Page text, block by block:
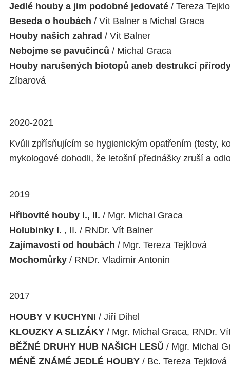
Jedlé houby a jim podobné jedovaté / Tereza
Beseda o houbách / Vít Balner a Michal Graca
Houby našich zahrad / Vít Balner
Nebojme se pavučinců / Michal Graca
Houby narušených biotopů aneb destrukcí
Zíbarová
2020-2021
Kvůli zpřísňujícím se hygienickým opatřením (testy,
mykologové dohodli, že letošní přednášky zruší a
2019
Hřibovité houby I., II. / Mgr. Michal Graca
Holubinky I. , II. / RNDr. Vít Balner
Zajímavosti od houbách / Mgr. Tereza Tejklová
Mochomůrky / RNDr. Vladimír Antonín
2017
HOUBY V KUCHYNI / Jiří Dihel
KLOUZKY A SLIZÁKY / Mgr. Michal Graca, RNDr.
BĚŽNÉ DRUHY HUB NAŠICH LESŮ / Mgr. Michal
MÉNĚ ZNÁMÉ JEDLÉ HOUBY / Bc. Tereza Tejklová